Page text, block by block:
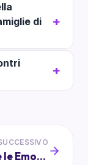
di
Gestire le Emozioni: Strumenti per Genitori e Insegnanti